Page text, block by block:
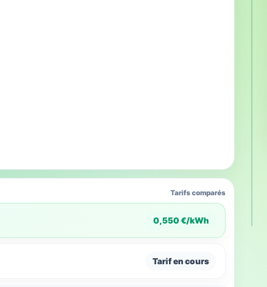
Tarifs comparés
0,550 €/kWh
Tarif en cours